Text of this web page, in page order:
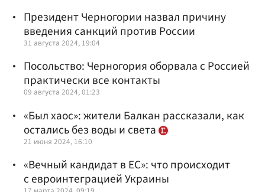
Президент Черногории назвал причину
введения санкций против России
31 августа 2024, 19:04
Посольство: Черногория оборвала с Россией
практически все контакты
09 августа 2024, 01:23
«Был хаос»: жители Балкан рассказали, как
остались без воды и света
21 июня 2024, 16:10
«Вечный кандидат в ЕС»: что происходит
с евроинтеграцией Украины